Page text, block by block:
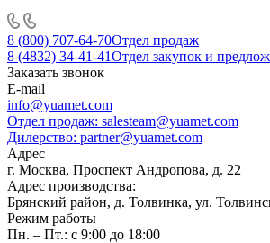
8 (800) 707-64-70Отдел продаж
8 (4832) 34-41-41Отдел закупок и
Заказать звонок
E-mail
info@yuamet.com
Отдел продаж: salesteam@yuamet.com
Дилерство: partner@yuamet.com
Адрес
г. Москва, Проспект Андропова, д. 22
Адрес производства:
Брянский район, д. Толвинка, ул.
Режим работы
Пн. – Пт.: с 9:00 до 18:00